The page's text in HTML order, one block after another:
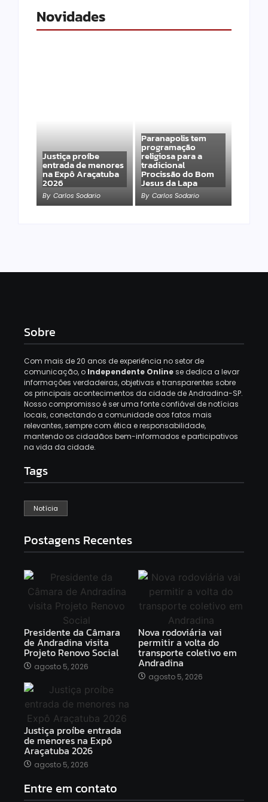
Novidades
Justiça proíbe
entrada de menores
na Expô Araçatuba
2026
By Carlos Sodario
Paranapolis tem
programação
religiosa para a
tradicional
Procissão do Bom
Jesus da Lapa
By Carlos Sodario
Sobre
Com mais de 20 anos de experiência no setor de
comunicação, o Independente Onlinese dedica a levar
informações verdadeiras, objetivas e transparentes sobre
os principais acontecimentos da cidade de Andradina-SP.
Nosso compromisso é ser uma fonte confiável de notícias
locais, conectando a comunidade aos fatos mais
relevantes, sempre com ética e responsabilidade,
mantendo os cidadãos bem-informados e participativos
na vida da cidade.
Tags
Notícia
Postagens Recentes
Presidente da Câmara
de Andradina visita
Projeto Renovo Social
agosto 5, 2026
Nova rodoviária vai
permitir a volta do
transporte coletivo em
Andradina
agosto 5, 2026
Justiça proíbe entrada
de menores na Expô
Araçatuba 2026
agosto 5, 2026
Entre em contato